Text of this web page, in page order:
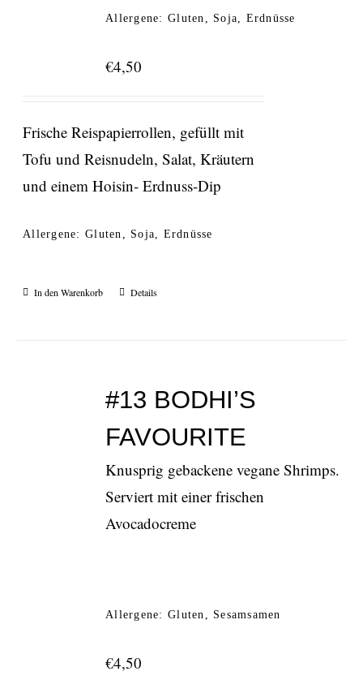
Allergene: Gluten, Soja, Erdnüsse
€4,50
Frische Reispapierrollen, gefüllt mit
Tofu und Reisnudeln, Salat, Kräutern
und einem Hoisin- Erdnuss-Dip
Allergene: Gluten, Soja, Erdnüsse
In den Warenkorb Details
#13 BODHI’S
FAVOURITE
Knusprig gebackene vegane Shrimps.
Serviert mit einer frischen
Avocadocreme
Allergene: Gluten, Sesamsamen
€4,50